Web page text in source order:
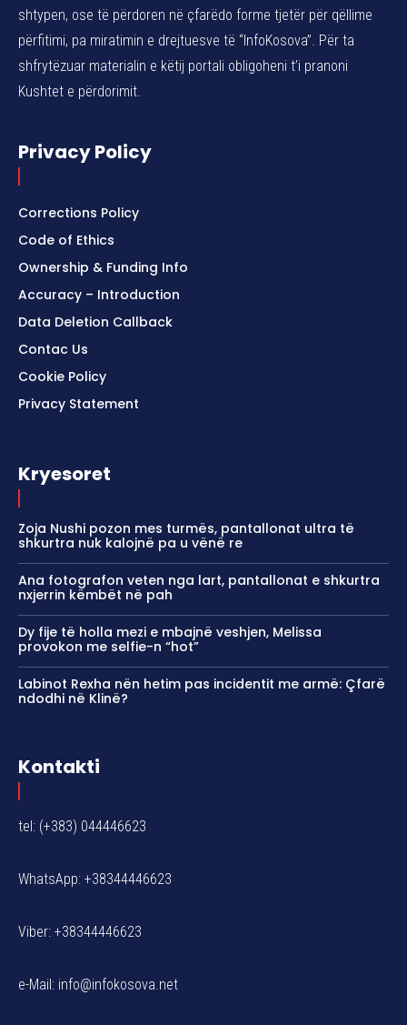
shtypen, ose të përdoren në çfarëdo forme tjetër për qëllime
përfitimi, pa miratimin e drejtuesve të “InfoKosova”. Për ta
shfrytëzuar materialin e këtij portali obligoheni t’i pranoni
Kushtet e përdorimit.
Privacy Policy
Corrections Policy
Code of Ethics
Ownership & Funding Info
Accuracy – Introduction
Data Deletion Callback
Contac Us
Cookie Policy
Privacy Statement
Kryesoret
Zoja Nushi pozon mes turmës, pantallonat ultra të
shkurtra nuk kalojnë pa u vënë re
Ana fotografon veten nga lart, pantallonat e shkurtra
nxjerrin këmbët në pah
Dy fije të holla mezi e mbajnë veshjen, Melissa
provokon me selfie-n “hot”
Labinot Rexha nën hetim pas incidentit me armë: Çfarë
ndodhi në Klinë?
Kontakti
tel: (+383) 044446623
WhatsApp: +38344446623
Viber: +38344446623
e-Mail: info@infokosova.net